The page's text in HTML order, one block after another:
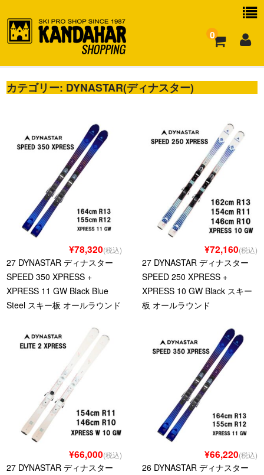
0
お買い物ガイド
カテゴリー: DYNASTAR(ディナスター)
¥78,320(税込)
27 DYNASTAR ディナスター
SPEED 350 XPRESS +
XPRESS 11 GW Black Blue
Steel スキー板 オールラウンド
¥72,160(税込)
27 DYNASTAR ディナスター
SPEED 250 XPRESS +
XPRESS 10 GW Black スキー
板 オールラウンド
¥66,000(税込)
27 DYNASTAR ディナスター
¥66,220(税込)
26 DYNASTAR ディナスター